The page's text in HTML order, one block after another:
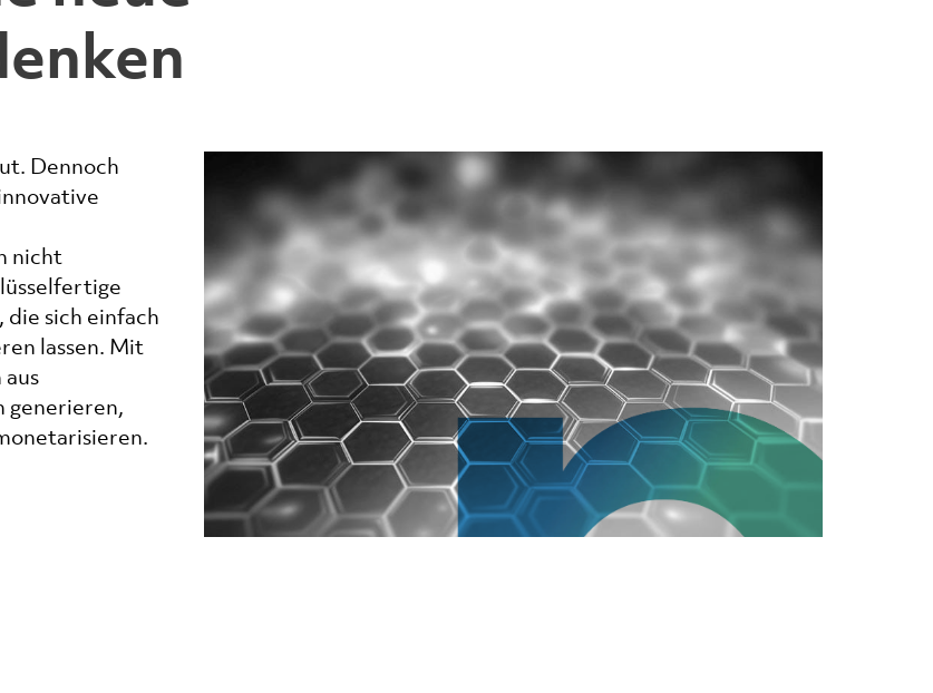
Dennoch
nicht
die sich einfach
lassen. Mit
generieren,